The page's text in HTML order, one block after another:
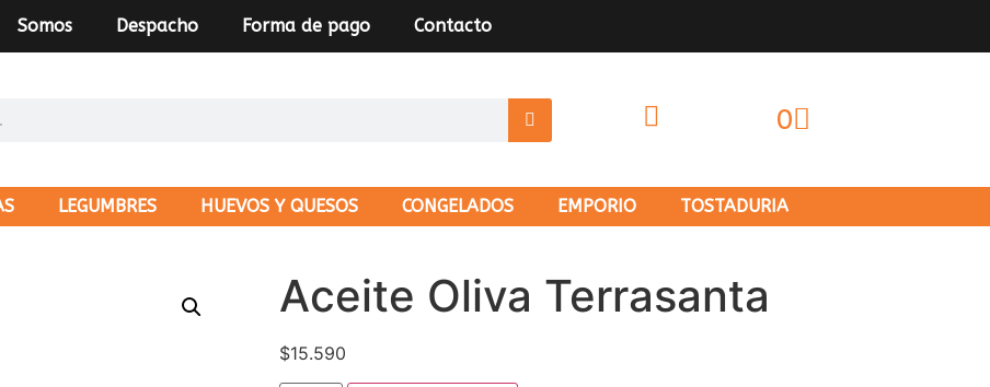
Somos Despacho Forma de pago Contacto
0
LEGUMBRES HUEVOS Y QUESOS CONGELADOS EMPORIO TOSTADURIA
Aceite Oliva Terrasanta
$15.590